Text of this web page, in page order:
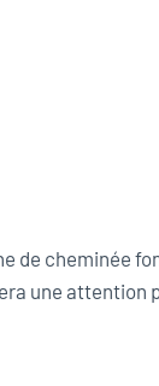
de cheminée
une attention